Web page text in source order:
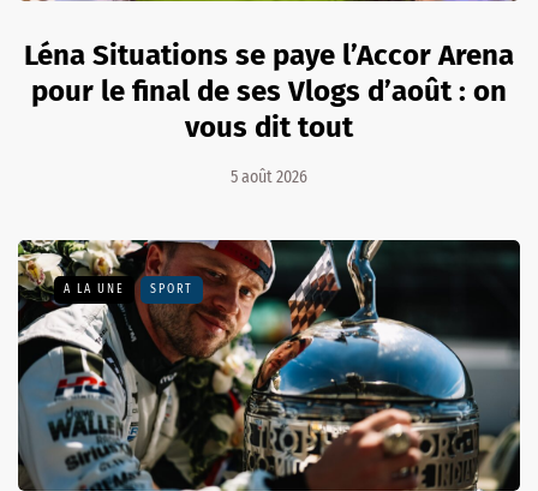
Léna Situations se paye l’Accor Arena
pour le final de ses Vlogs d’août : on
vous dit tout
5 août 2026
A LA UNE SPORT